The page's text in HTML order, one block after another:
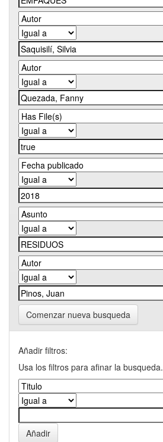
Comenzar nueva busqueda
Añadir filtros:
Usa los filtros para afinar la busqueda.